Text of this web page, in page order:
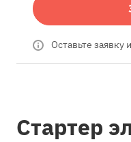
Оставьте заявку
Стартер